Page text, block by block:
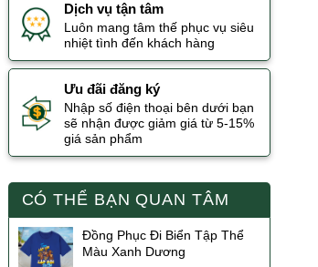
Dịch vụ tận tâm
Luôn mang tâm thế phục vụ siêu
nhiệt tình đến khách hàng
Ưu đãi đăng ký
Nhập số điện thoại bên dưới bạn
sẽ nhận được giảm giá từ 5-15%
giá sản phẩm
CÓ THỂ BẠN QUAN TÂM
Đồng Phục Đi Biển Tập Thể
Màu Xanh Dương